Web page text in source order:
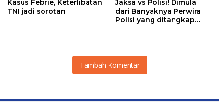
Kasus Febrie, Keterlibatan
TNI jadi sorotan
Jaksa vs Polisi! Dimulai
dari Banyaknya Perwira
Polisi yang ditangkap
Tambah Komentar